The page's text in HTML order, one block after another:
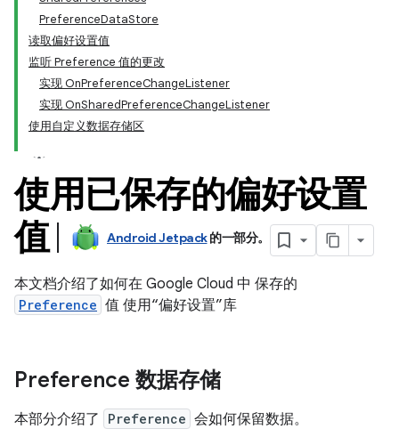
PreferenceDataStore
读取偏好设置值
监听 Preference 值的更改
实现 OnPreferenceChangeListener
实现 OnSharedPreferenceChangeListener
使用自定义数据存储区
使用已保存的偏好设置
值
Android Jetpack的一部分。
本文档介绍了如何在 Google Cloud 中 保存的
Preference 值 使用“偏好设置”库
Preference 数据存储
本部分介绍了 Preference 会如何保留数据。